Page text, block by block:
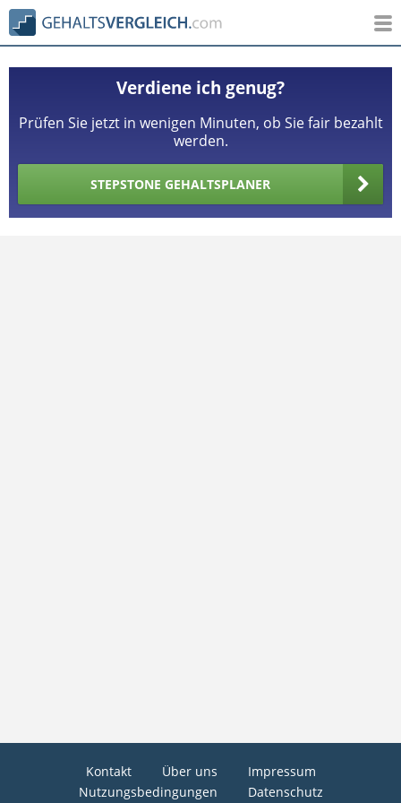
Verdiene ich genug?
Prüfen Sie jetzt in wenigen Minuten, ob Sie fair bezahlt
werden.
STEPSTONE GEHALTSPLANER
Kontakt Über uns
Impressum
Nutzungsbedingungen
Datenschutz